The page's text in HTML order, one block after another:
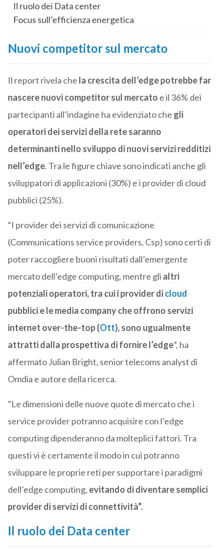
Il ruolo dei Data center
Focus sull’efficienza energetica
Nuovi competitor sul mercato
Il report rivela che la crescita dell’edge potrebbe far
nascere nuovi competitor sul mercato e il 36% dei
partecipanti all’indagine ha evidenziato che gli
operatori dei servizi della rete saranno
determinanti nello sviluppo di nuovi servizi redditizi
nell’edge. Tra le figure chiave sono indicati anche gli
sviluppatori di applicazioni (30%) e i provider di cloud
pubblici (25%).
“I provider dei servizi di comunicazione
(Communications service providers, Csp) sono certi di
poter raccogliere buoni risultati dall’emergente
mercato dell’edge computing, mentre gli altri
potenziali operatori, tra cui i provider dicloud
pubblici e le media company che offrono servizi
internet over-the-top (Ott), sono ugualmente
attratti dalla prospettiva di fornire l’edge”, ha
affermato Julian Bright, senior telecoms analyst di
Omdia e autore della ricerca.
“Le dimensioni delle nuove quote di mercato che i
service provider potranno acquisire con l’edge
computing dipenderanno da molteplici fattori. Tra
questi vi è certamente il modo in cui potranno
sviluppare le proprie reti per supportare i paradigmi
dell’edge computing, evitando di diventare semplici
provider di servizi di connettività”.
Il ruolo dei Data center